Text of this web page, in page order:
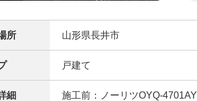
所 山形県長井市
戸建て
細 施工前：ノーリツOYQ-4701AY